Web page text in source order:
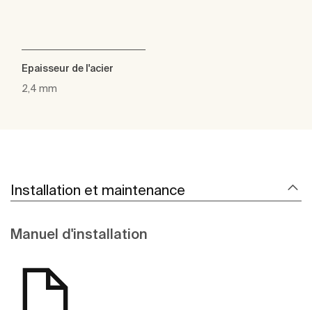
Epaisseur de l'acier
2,4 mm
Installation et maintenance
Manuel d'installation